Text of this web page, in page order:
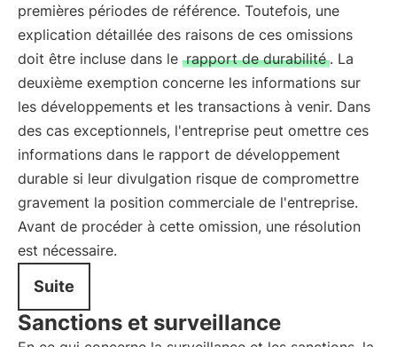
premières périodes de référence. Toutefois, une
explication détaillée des raisons de ces omissions
doit être incluse dans le rapport de durabilité . La
deuxième exemption concerne les informations sur
les développements et les transactions à venir. Dans
des cas exceptionnels, l'entreprise peut omettre ces
informations dans le rapport de développement
durable si leur divulgation risque de compromettre
gravement la position commerciale de l'entreprise.
Avant de procéder à cette omission, une résolution
est nécessaire.
Suite
Sanctions et surveillance